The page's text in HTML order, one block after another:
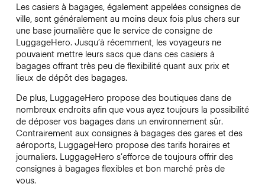
Les casiers à bagages, également appelées consignes de
ville, sont généralement au moins deux fois plus chers sur
une base journalière que le service de consigne de
LuggageHero. Jusqu’à récemment, les voyageurs ne
pouvaient mettre leurs sacs que dans ces casiers à
bagages offrant très peu de flexibilité quant aux prix et
lieux de dépôt des bagages.
De plus, LuggageHero propose des boutiques dans de
nombreux endroits afin que vous ayez toujours la possibilité
de déposer vos bagages dans un environnement sûr.
Contrairement aux consignes à bagages des gares et des
aéroports, LuggageHero propose des tarifs horaires et
journaliers. LuggageHero s’efforce de toujours offrir des
consignes à bagages flexibles et bon marché près de
vous.